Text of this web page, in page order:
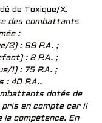
de Toxique/X.
des combattants
:
2) : 68 P.A. ;
: 8 P.A. ;
1) : 75 P.A. ;
: 40 P.A..
dotés de
en compte car il
compétence. En